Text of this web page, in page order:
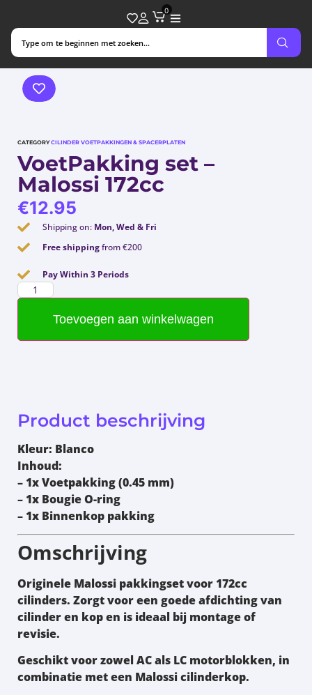
0
CATEGORY CILINDER VOETPAKKINGEN & SPACERPLATEN
VoetPakking set –
Malossi 172cc
€12.95
Shipping on: Mon, Wed & Fri
Free shippingfrom €200
Pay Within 3 Periods
Toevoegen aan winkelwagen
Product beschrijving
Kleur: Blanco
Inhoud:
– 1x Voetpakking(0.45 mm)
– 1x Bougie O-ring
– 1x Binnenkop pakking
Omschrijving
Originele Malossi pakkingsetvoor 172cc
cilinders. Zorgt voor een goede afdichting van
cilinder en kop en is ideaal bij montage of
revisie.
Geschikt voor zowel AC als LC motorblokken, in
combinatie met een Malossi cilinderkop.